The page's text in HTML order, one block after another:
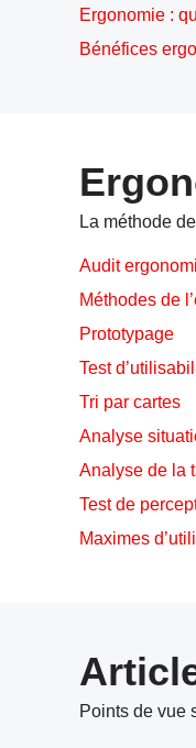
Ergonomie :
Bénéfices
La méthode
Audit
Méthodes de
Prototypage
Test
Tri par cartes
Analyse
Analyse de la
Test de
Maximes
Points de vue